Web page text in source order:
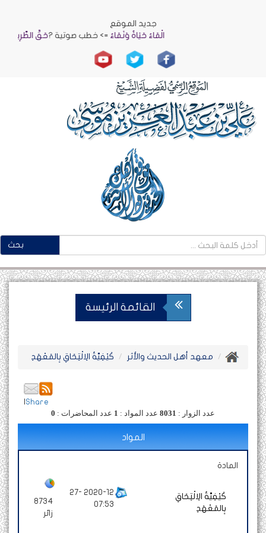
جديد الموقع
حَقُّ الطَّرِيقِ
الْمَاءُ حَيَاةٌ وَنَمَاءٌ=> خطب صوتية ?
بحث
القائمة الرئيسة
معهد أهل الحديث والأثر كَيْفِيَّةُ الِالْتِحَاقِ بِالمَعْهَدِ
Share
عدد الزوار : 8031 عدد المواد : 1 عدد المحاضرات : 0
المواد
المادة
كَيْفِيَّةُ الِالْتِحَاقِ
بِالمَعْهَدِ
2020-12 -27
07:53
8734
زائر